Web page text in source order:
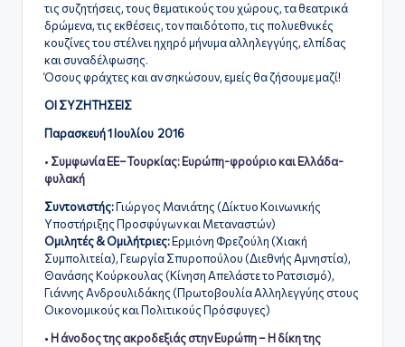
τις συζητήσεις, τους θεματικούς του χώρους, τα θεατρικά
δρώμενα, τις εκθέσεις, τον παιδότοπο, τις πολυεθνικές
κουζίνες του στέλνει ηχηρό μήνυμα αλληλεγγύης, ελπίδας
και συναδέλφωσης.
Όσους φράχτες και αν σηκώσουν, εμείς θα ζήσουμε μαζί!
ΟΙ ΣΥΖΗΤΗΣΕΙΣ
Παρασκευή 1 Ιουλίου 2016
• Συμφωνία ΕΕ–Τουρκίας: Ευρώπη-φρούριο και Ελλάδα-
φυλακή
Συντονιστής:Γιώργος Μανιάτης (Δίκτυο Κοινωνικής
Υποστήριξης Προσφύγων και Μεταναστών)
Ομιλητές & Ομιλήτριες:Ερμιόνη Φρεζούλη (Χιακή
Συμπολιτεία), Γεωργία Σπυροπούλου (Διεθνής Αμνηστία),
Θανάσης Κούρκουλας (Κίνηση Απελάστε το Ρατσισμό),
Γιάννης Ανδρουλιδάκης (Πρωτοβουλία Αλληλεγγύης στους
Οικονομικούς και Πολιτικούς Πρόσφυγες)
• Η άνοδος της ακροδεξιάς στην Ευρώπη – Η δίκη της